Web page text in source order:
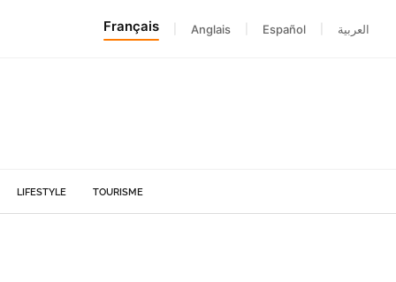
Français Anglais Español العربية
LIFESTYLE TOURISME